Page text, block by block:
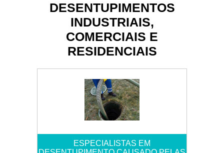
DESENTUPIMENTOS
INDUSTRIAIS,
COMERCIAIS E
RESIDENCIAIS
ESPECIALISTAS EM